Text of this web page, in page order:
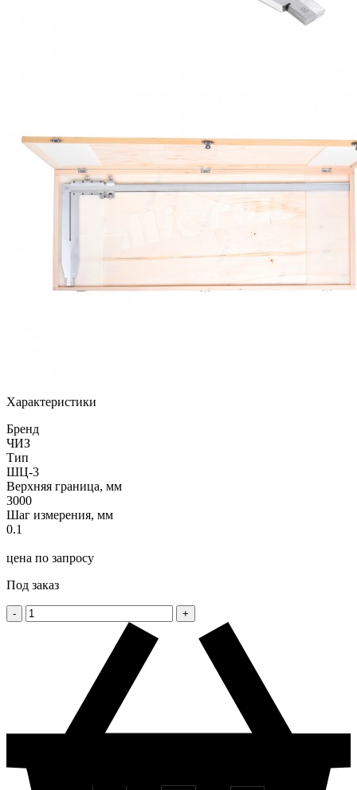
Характеристики
Бренд
ЧИЗ
Тип
ШЦ-3
Верхняя граница, мм
3000
Шаг измерения, мм
0.1
цена по запросу
Под заказ